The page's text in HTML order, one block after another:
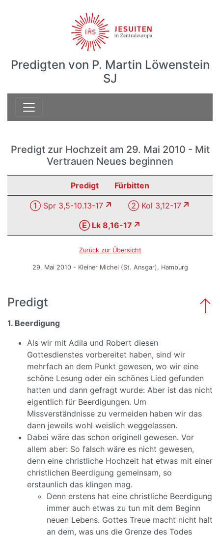
Predigten von P. Martin Löwenstein
SJ
Predigt zur Hochzeit am 29. Mai 2010 - Mit
Vertrauen Neues beginnen
Predigt Fürbitten
① Spr 3,5-10.13-17
② Kol 3,12-17
Ⓔ Lk 8,16-17
Zurück zur Übersicht
29. Mai 2010 - Kleiner Michel (St. Ansgar), Hamburg
Predigt
1. Beerdigung
Als wir mit Adila und Robert diesen
Gottesdienstes vorbereitet haben, sind wir
mehrfach an dem Punkt gewesen, wo wir eine
schöne Lesung oder ein schönes Lied gefunden
hatten und dann gefragt wurde: Aber ist das nicht
eigentlich für Beerdigungen. Um
Missverständnisse zu vermeiden haben wir das
dann jeweils wohl weislich weggelassen.
Dabei wäre das schon originell gewesen. Vor
allem aber: So falsch wäre es nicht gewesen,
denn eine christliche Hochzeit hat etwas mit einer
christlichen Beerdigung gemeinsam, so
erstaunlich das klingen mag.
Denn erstens hat eine christliche Beerdigung
immer auch etwas zu tun mit dem Beginn
neuen Lebens. Gottes Treue macht nicht halt
an dem, was uns die Grenze des Todes